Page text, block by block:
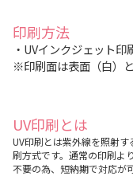
印刷方法
・UVインクジェット印
※印刷面は表面（白）と
UV印刷とは
UV印刷とは紫外線を照射
刷方式です。通常の印刷よ
不要の為、短納期で対応が